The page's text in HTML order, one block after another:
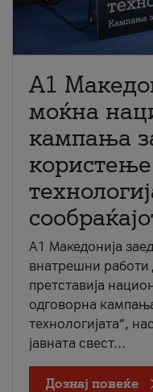
A1
моќна
кампања
A1 Македонија
внатрешни работи
претставија
одговорна
технологијата“,
јавната свест...
Дознај повеќе